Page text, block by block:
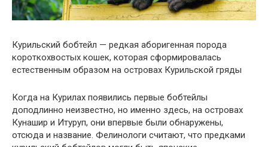
Курильский бобтейл — редкая аборигенная порода
короткохвостых кошек, которая сформировалась
естественным образом на островах Курильской гряды
Когда на Курилах появились первые бобтейлы
доподлинно неизвестно, но именно здесь, на островах
Кунашир и Итуруп, они впервые были обнаружены,
отсюда и название. Фелинологи считают, что предками